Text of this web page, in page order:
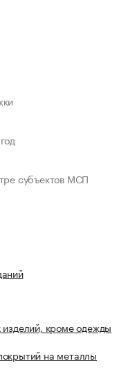
субъектов МСП
изделий, кроме одежды
на металлы